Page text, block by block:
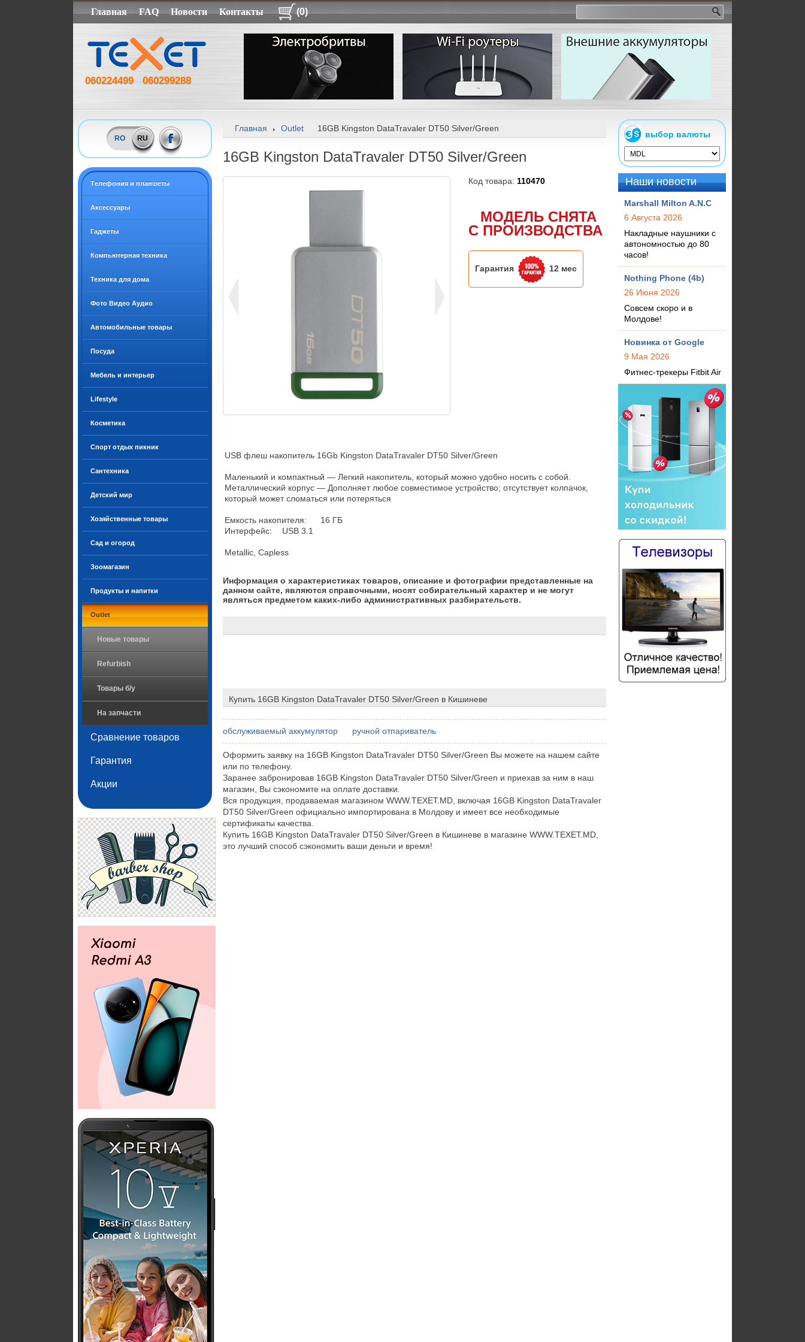
Главная FAQ Новости Контакты (0)
060224499 060299288
RO RU
Tелефония и планшеты
Аксессуары
Гаджеты
Компьютерная техника
Техника для дома
Фото Видео Аудио
Автомобильные товары
Посуда
Мебель и интерьер
Lifestyle
Косметика
Спорт отдых пикник
Сантехника
Детский мир
Хозяйственные товары
Сад и огород
Зоомагазин
Продукты и напитки
Outlet
Новые товары
Refurbish
Товары б/у
На запчасти
Сравнение товаров
Гарантия
Акции
Главная Outlet 16GB Kingston DataTravaler DT50 Silver/Green
16GB Kingston DataTravaler DT50 Silver/Green
Код товара: 110470
МОДЕЛЬ СНЯТА
С ПРОИЗВОДСТВА
Гарантия 12 мес
USB флеш накопитель 16Gb Kingston DataTravaler DT50 Silver/Green
Маленький и компактный — Легкий накопитель, который можно удобно носить с собой.
Металлический корпус — Дополняет любое совместимое устройство; отсутствует колпачок,
который может сломаться или потеряться
Емкость накопителя:	16 ГБ
Интерфейс:	USB 3.1
Metallic, Capless
Информация о характеристиках товаров, описание и фотографии представленные на
данном сайте, являются справочными, носят собирательный характер и не могут
являться предметом каких-либо административных разбирательств.
Купить 16GB Kingston DataTravaler DT50 Silver/Green в Кишиневе
обслуживаемый аккумулятор ручной отпариватель
Оформить заявку на 16GB Kingston DataTravaler DT50 Silver/Green Вы можете на нашем сайте
или по телефону.
Заранее забронировав 16GB Kingston DataTravaler DT50 Silver/Green и приехав за ним в наш
магазин, Вы сэкономите на оплате доставки.
Вся продукция, продаваемая магазином WWW.TEXET.MD, включая 16GB Kingston DataTravaler
DT50 Silver/Green официально импортирована в Молдову и имеет все необходимые
сертификаты качества.
Купить 16GB Kingston DataTravaler DT50 Silver/Green в Кишиневе в магазине WWW.TEXET.MD,
это лучший способ сэкономить ваши деньги и время!
выбор валюты
Наши новости
Marshall Milton A.N.C
6 Августа 2026
Накладные наушники с
автономностью до 80
часов!
Nothing Phone (4b)
26 Июня 2026
Совсем скоро и в
Молдове!
Новинка от Google
9 Мая 2026
Фитнес-трекеры Fitbit Air